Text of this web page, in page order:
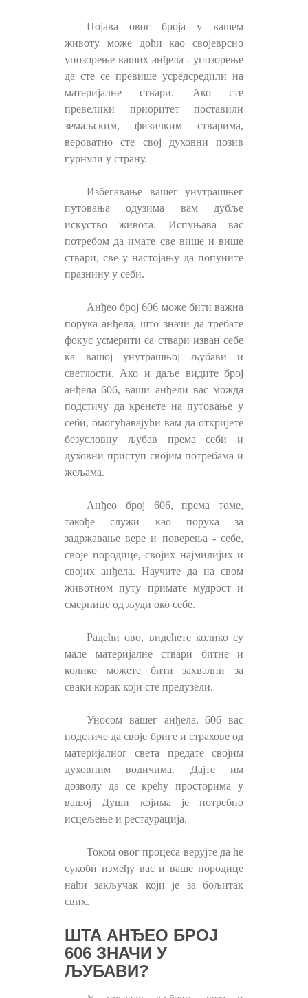
Појава овог броја у вашем
животу може доћи као својеврсно
упозорење ваших анђела - упозорење
да сте се превише усредсредили на
материјалне ствари. Ако сте
превелики приоритет поставили
земаљским, физичким стварима,
вероватно сте свој духовни позив
гурнули у страну.
Избегавање вашег унутрашњег
путовања одузима вам дубље
искуство живота. Испуњава вас
потребом да имате све више и више
ствари, све у настојању да попуните
празнину у себи.
Анђео број 606 може бити важна
порука анђела, што значи да требате
фокус усмерити са ствари изван себе
ка вашој унутрашњој љубави и
светлости. Ако и даље видите број
анђела 606, ваши анђели вас можда
подстичу да кренете на путовање у
себи, омогућавајући вам да откријете
безусловну љубав према себи и
духовни приступ својим потребама и
жељама.
Анђео број 606, према томе,
такође служи као порука за
задржавање вере и поверења - себе,
своје породице, својих најмилијих и
својих анђела. Научите да на свом
животном путу примате мудрост и
смернице од људи око себе.
Радећи ово, видећете колико су
мале материјалне ствари битне и
колико можете бити захвални за
сваки корак који сте предузели.
Уносом вашег анђела, 606 вас
подстиче да своје бриге и страхове од
материјалног света предате својим
духовним водичима. Дајте им
дозволу да се крећу просторима у
вашој Души којима је потребно
исцељење и рестаурација.
Током овог процеса верујте да ће
сукоби између вас и ваше породице
наћи закључак који је за бољитак
свих.
ШТА АНЂЕО БРОЈ
606 ЗНАЧИ У
ЉУБАВИ?